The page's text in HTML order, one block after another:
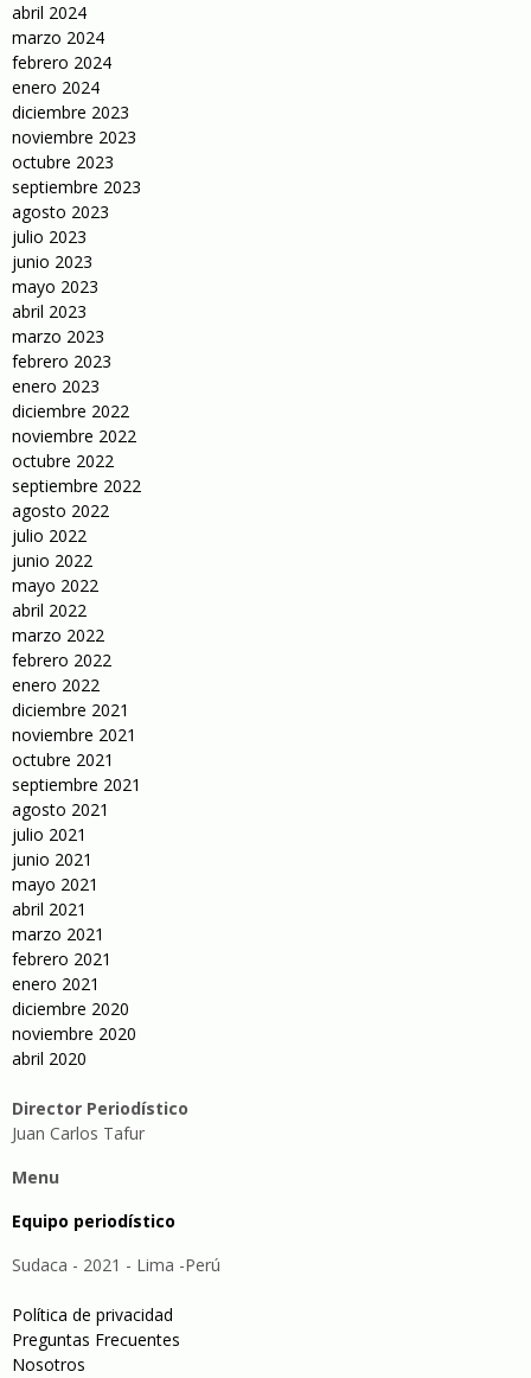
abril 2024
marzo 2024
febrero 2024
enero 2024
diciembre 2023
noviembre 2023
octubre 2023
septiembre 2023
agosto 2023
julio 2023
junio 2023
mayo 2023
abril 2023
marzo 2023
febrero 2023
enero 2023
diciembre 2022
noviembre 2022
octubre 2022
septiembre 2022
agosto 2022
julio 2022
junio 2022
mayo 2022
abril 2022
marzo 2022
febrero 2022
enero 2022
diciembre 2021
noviembre 2021
octubre 2021
septiembre 2021
agosto 2021
julio 2021
junio 2021
mayo 2021
abril 2021
marzo 2021
febrero 2021
enero 2021
diciembre 2020
noviembre 2020
abril 2020
Director Periodístico
Juan Carlos Tafur
Menu
Equipo periodístico
Sudaca - 2021 - Lima -Perú
Política de privacidad
Preguntas Frecuentes
Nosotros